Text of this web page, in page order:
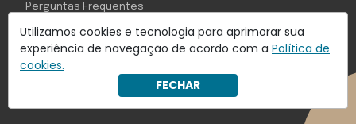
Utilizamos cookies e tecnologia para aprimorar sua
experiência de navegação de acordo com a Política de
cookies.
FECHAR
Com inteligência e tecnologia:
Object1ve - Marketing Solution
Perguntas Frequentes